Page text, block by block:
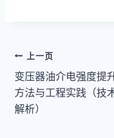
文
章
导
上一页
变压器油介电强度提
方法与工程实践（技
解析）